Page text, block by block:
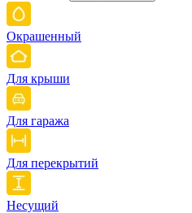
Окрашенный
Для крыши
Для гаража
Для перекрытий
Несущий